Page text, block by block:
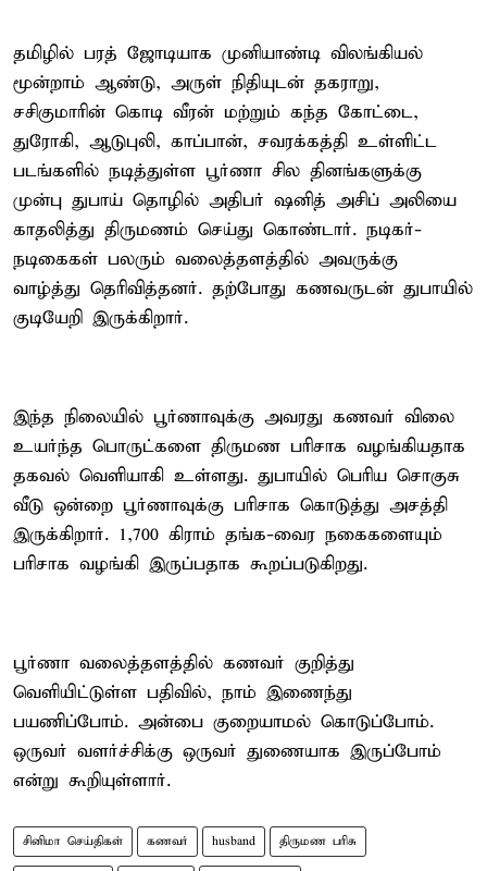
தமிழில் பரத் ஜோடியாக முனியாண்டி விலங்கியல்
மூன்றாம் ஆண்டு, அருள் நிதியுடன் தகராறு,
சசிகுமாரின் கொடி வீரன் மற்றும் கந்த கோட்டை,
துரோகி, ஆடுபுலி, காப்பான், சவரக்கத்தி உள்ளிட்ட
படங்களில் நடித்துள்ள பூர்ணா சில தினங்களுக்கு
முன்பு துபாய் தொழில் அதிபர் ஷனித் அசிப் அலியை
காதலித்து திருமணம் செய்து கொண்டார். நடிகர்-
நடிகைகள் பலரும் வலைத்தளத்தில் அவருக்கு
வாழ்த்து தெரிவித்தனர். தற்போது கணவருடன் துபாயில்
குடியேறி இருக்கிறார்.
இந்த நிலையில் பூர்ணாவுக்கு அவரது கணவர் விலை
உயர்ந்த பொருட்களை திருமண பரிசாக வழங்கியதாக
தகவல் வெளியாகி உள்ளது. துபாயில் பெரிய சொகுசு
வீடு ஒன்றை பூர்ணாவுக்கு பரிசாக கொடுத்து அசத்தி
இருக்கிறார். 1,700 கிராம் தங்க-வைர நகைகளையும்
பரிசாக வழங்கி இருப்பதாக கூறப்படுகிறது.
பூர்ணா வலைத்தளத்தில் கணவர் குறித்து
வெளியிட்டுள்ள பதிவில், நாம் இணைந்து
பயணிப்போம். அன்பை குறையாமல் கொடுப்போம்.
ஒருவர் வளர்ச்சிக்கு ஒருவர் துணையாக இருப்போம்
என்று கூறியுள்ளார்.
சினிமா செய்திகள் கணவர் husband திருமண பரிசு